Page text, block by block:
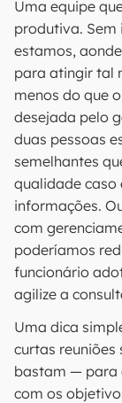
Uma equipe
produtiva. Sem
estamos,
para atingir tal
menos do que
desejada pelo
duas pessoas
semelhantes
qualidade caso
informações.
com
poderíamos
funcionário
agilize a
Uma dica
curtas
bastam — para
com os